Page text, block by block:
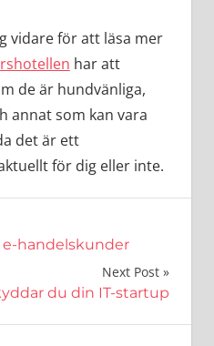
vidare för att läsa mer
har att
de är hundvänliga,
annat som kan vara
det är ett
för dig eller inte.
e-handelskunder
Next Post
du din IT-startup